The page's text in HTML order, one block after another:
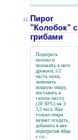
Пирог
"Колобок" с
грибами
Подогреть
молоко и
положить в него
дрожжи, 1/2
часть муки,
замешать
жидкую опару,
поставить в
теплое место
(28-30°С) на 3-
3,5 часа. Как
только опара
начнет оседать,
добавить в нее
подогретые яйца
с со...